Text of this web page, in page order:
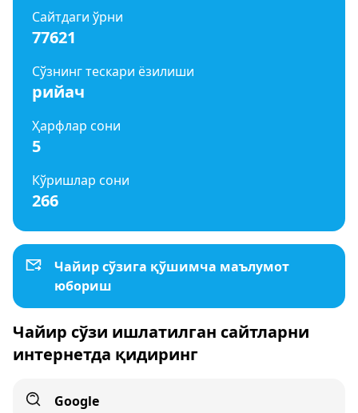
Сайтдаги ўрни
77621
Сўзнинг тескари ёзилиши
рийач
Ҳарфлар сони
5
Кўришлар сони
266
Чайир сўзига қўшимча маълумот
юбориш
Чайир сўзи ишлатилган сайтларни
интернетда қидиринг
Google